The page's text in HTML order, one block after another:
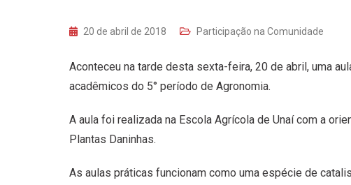
20 de abril de 2018 Participação na Comunidade
Aconteceu na tarde desta sexta-feira, 20 de abril, uma
acadêmicos do 5° período de Agronomia.
A aula foi realizada na Escola Agrícola de Unaí com a
Plantas Daninhas.
As aulas práticas funcionam como uma espécie de